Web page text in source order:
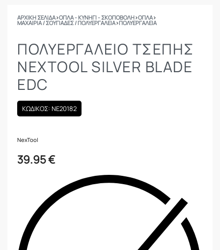
ΑΡΧΙΚΉ ΣΕΛΊΔΑ›ΟΠΛΑ - ΚΥΝΗΓΙ - ΣΚΟΠΟΒΟΛΗ›ΟΠΛΑ›
ΜΑΧΑΊΡΙΑ / ΣΟΥΓΙΆΔΕΣ / ΠΟΛΥΕΡΓΑΛΕΊΑ›ΠΟΛΥΕΡΓΑΛΕΊΑ
ΠΟΛΥΕΡΓΑΛΕΙΟ ΤΣΕΠΗΣ
NEXTOOL SILVER BLADE
EDC
ΚΩΔΙΚΟΣ: NE20182
NexTool
39.95€